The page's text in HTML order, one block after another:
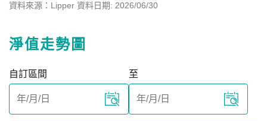
資料來源：Lipper 資料日期: 2026/06/30
淨值走勢圖
自訂區間 至